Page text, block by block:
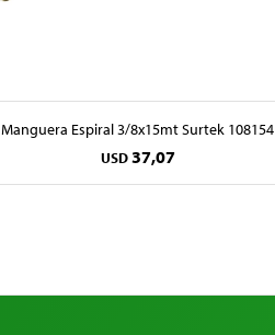
Manguera Espiral 3/8x15mt Surtek 108154
USD 37,07